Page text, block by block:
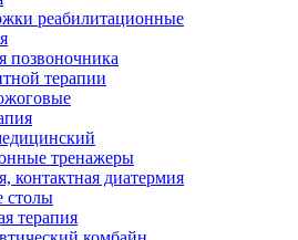
реабилитационные
позвоночника
терапии
тренажеры
контактная диатермия
столы
терапия